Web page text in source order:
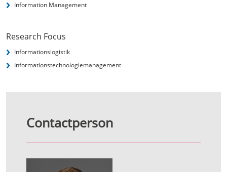
Information Management
Research Focus
Informationslogistik
Informationstechnologie­management
Contactperson